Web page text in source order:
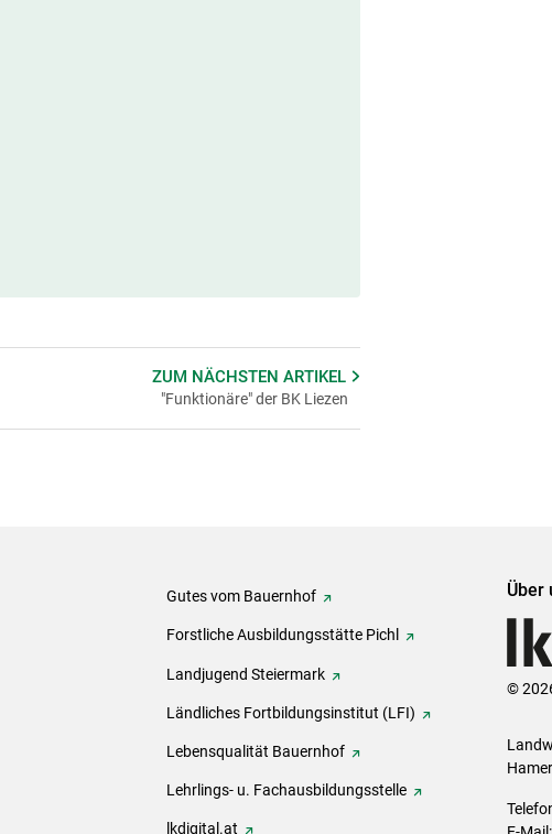
ZUM NÄCHSTENARTIKEL
"Funktionäre" der BK Liezen
Gutes vom Bauernhof
Forstliche Ausbildungsstätte Pichl
Landjugend Steiermark
Ländliches Fortbildungsinstitut (LFI)
Lebensqualität Bauernhof
Lehrlings- u. Fachausbildungsstelle
lkdigital.at
Über
©